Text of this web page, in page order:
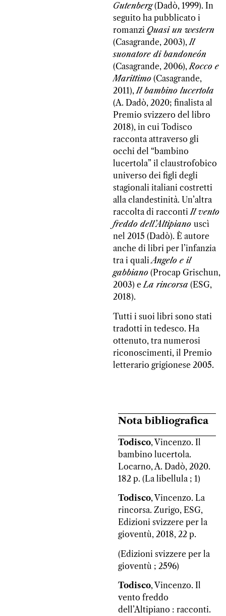
Gutenberg(Dadò, 1999). In
seguito ha pubblicato i
romanzi Quasi un western
(Casagrande, 2003),Il
suonatore di bandoneón
(Casagrande, 2006),Rocco e
Marittimo (Casagrande,
2011),Il bambino lucertola
(A. Dadò, 2020; finalista al
Premio svizzero del libro
2018), in cui Todisco
racconta attraverso gli
occhi del “bambino
lucertola” il claustrofobico
universo dei figli degli
stagionali italiani costretti
alla clandestinità. Un’altra
raccolta di raccontiIl vento
freddo dell’Altipiano uscì
nel 2015 (Dadò). È autore
anche di libri per l’infanzia
tra i qualiAngelo e il
gabbiano (Procap Grischun,
2003) eLa rincorsa (ESG,
2018).
Tutti i suoi libri sono stati
tradotti in tedesco. Ha
ottenuto, tra numerosi
riconoscimenti, il Premio
letterario grigionese 2005.
Nota bibliografica
Todisco, Vincenzo. Il
bambino lucertola.
Locarno, A. Dadò, 2020.
182 p. (La libellula ; 1)
Todisco, Vincenzo. La
rincorsa. Zurigo, ESG,
Edizioni svizzere per la
gioventù, 2018, 22 p.
(Edizioni svizzere per la
gioventù ; 2596)
Todisco, Vincenzo. Il
vento freddo
dell’Altipiano : racconti.